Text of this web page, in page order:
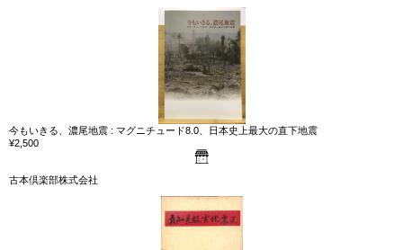
今もいきる、濃尾地震 : マグニチュード8.0、日本史上最大の直下地震
¥2,500
古本倶楽部株式会社